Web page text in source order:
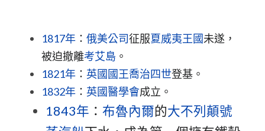
1817年 ： 俄美公司征服夏威夷王國未遂，
被迫撤離考艾島 。
1821年 ： 英國國王喬治四世登基。
1832年 ： 英國醫學會成立。
1843年 ：布魯內爾的大不列顛號